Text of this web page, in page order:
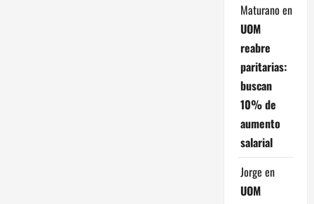
Maturano en
UOM
reabre
paritarias:
buscan
10% de
aumento
salarial
Jorge en
UOM